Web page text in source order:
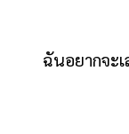
ฉันอยากจะ